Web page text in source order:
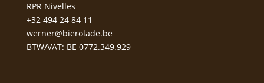
RPR Nivelles
+32 494 24 84 11
werner@bierolade.be
BTW/VAT: BE 0772.349.929